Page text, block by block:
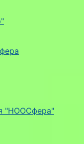
"НООСфера"